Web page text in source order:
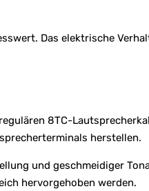
Das elektrische
8TC-
herstellen.
und geschmeidiger
hervorgehoben werden.